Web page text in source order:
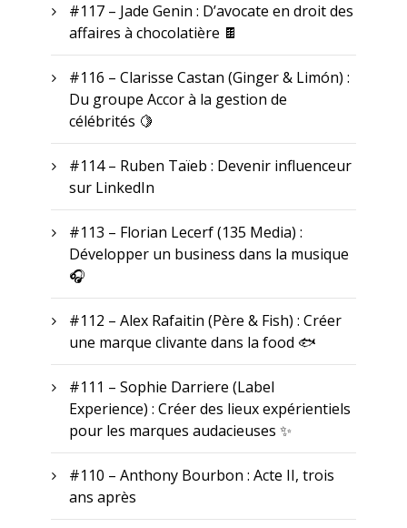
#117 – Jade Genin : D’avocate en droit des
affaires à chocolatière 🍫
#116 – Clarisse Castan (Ginger & Limón) :
Du groupe Accor à la gestion de
célébrités 🍋
#114 – Ruben Taïeb : Devenir influenceur
sur LinkedIn
#113 – Florian Lecerf (135 Media) :
Développer un business dans la musique
🎧
#112 – Alex Rafaitin (Père & Fish) : Créer
une marque clivante dans la food 🐟
#111 – Sophie Darriere (Label
Experience) : Créer des lieux expérientiels
pour les marques audacieuses ✨
#110 – Anthony Bourbon : Acte II, trois
ans après